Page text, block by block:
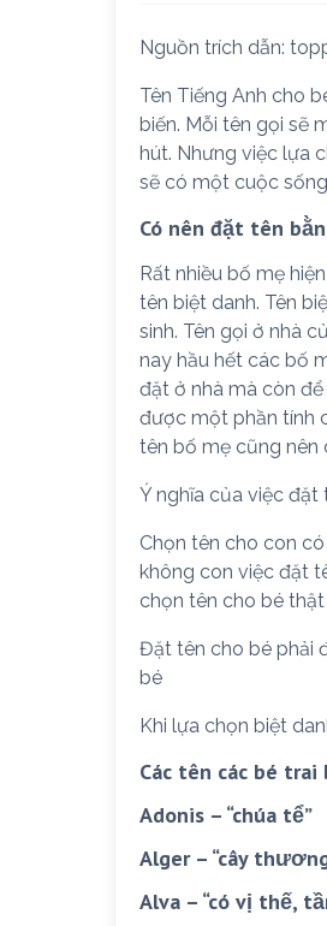
Nguồn trích dẫn:
Tên Tiếng Anh cho
biến. Mỗi tên gọi sẽ
hút. Nhưng việc lựa
sẽ có một cuộc
Có nên đặt tên
Rất nhiều bố mẹ
tên biệt danh. Tên
sinh. Tên gọi ở nhà
nay hầu hết các bố
đặt ở nhà mà còn
được một phần tính
tên bố mẹ cũng nên
Ý nghĩa của việc đặt
Chọn tên cho con
không con việc đặt
chọn tên cho bé
Đặt tên cho bé phải
bé
Khi lựa chọn biệt
Các tên các bé
Adonis – “chúa tể”
Alger – “cây
Alva – “có vị thế,